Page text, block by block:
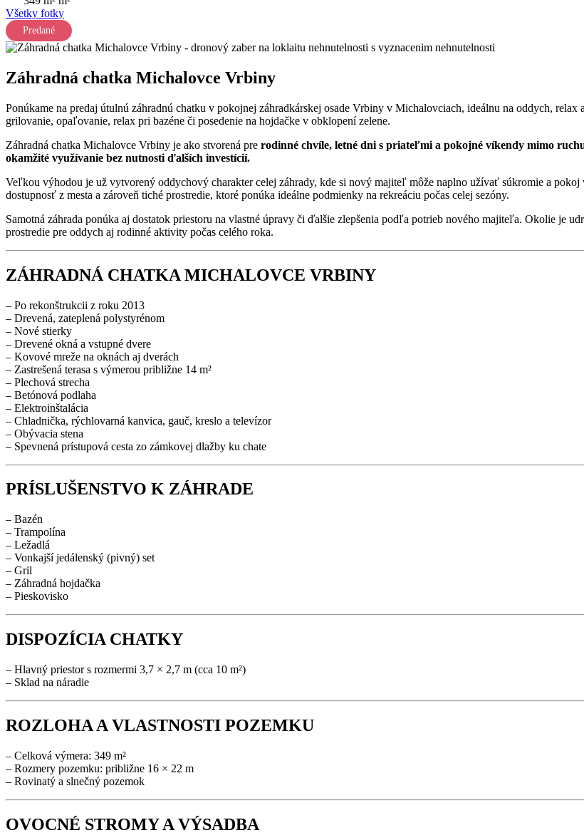
Všetky fotky
Predané
Záhradná chatka Michalovce Vrbiny
Ponúkame na predaj útulnú záhradnú chatku v pokojnej záhradkárskej osade Vrbiny v Michalovciach, ideálnu na oddych,
grilovanie, opaľovanie, relax pri bazéne či posedenie na hojdačke v obklopení zelene.
Záhradná chatka Michalovce Vrbiny je ako stvorená pre rodinné chvíle, letné dni s priateľmi a pokojné víkendy mimo
okamžité využívanie bez nutnosti ďalších investícií.
Veľkou výhodou je už vytvorený oddychový charakter celej záhrady, kde si nový majiteľ môže naplno užívať súkromie a
dostupnosť z mesta a zároveň tiché prostredie, ktoré ponúka ideálne podmienky na rekreáciu počas celej sezóny.
Samotná záhrada ponúka aj dostatok priestoru na vlastné úpravy či ďalšie zlepšenia podľa potrieb nového majiteľa. Okolie je
prostredie pre oddych aj rodinné aktivity počas celého roka.
ZÁHRADNÁ CHATKA MICHALOVCE VRBINY
– Po rekonštrukcii z roku 2013
– Drevená, zateplená polystyrénom
– Nové stierky
– Drevené okná a vstupné dvere
– Kovové mreže na oknách aj dverách
– Zastrešená terasa s výmerou približne 14 m²
– Plechová strecha
– Betónová podlaha
– Elektroinštalácia
– Chladnička, rýchlovarná kanvica, gauč, kreslo a televízor
– Obývacia stena
– Spevnená prístupová cesta zo zámkovej dlažby ku chate
PRÍSLUŠENSTVO K ZÁHRADE
– Bazén
– Trampolína
– Ležadlá
– Vonkajší jedálenský (pivný) set
– Gril
– Záhradná hojdačka
– Pieskovisko
DISPOZÍCIA CHATKY
– Hlavný priestor s rozmermi 3,7 × 2,7 m (cca 10 m²)
– Sklad na náradie
ROZLOHA A VLASTNOSTI POZEMKU
– Celková výmera: 349 m²
– Rozmery pozemku: približne 16 × 22 m
– Rovinatý a slnečný pozemok
OVOCNÉ STROMY A VÝSADBA